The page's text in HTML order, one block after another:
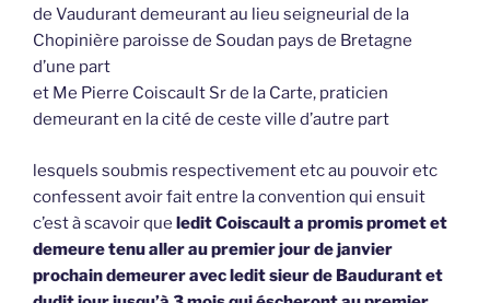
de Vaudurant demeurant au lieu seigneurial de la
Chopinière paroisse de Soudan pays de Bretagne
d’une part
et Me Pierre Coiscault Sr de la Carte, praticien
demeurant en la cité de ceste ville d’autre part
lesquels soubmis respectivement etc au pouvoir etc
confessent avoir fait entre la convention qui ensuit
c’est à scavoir que ledit Coiscault a promis promet et
demeure tenu aller au premier jour de janvier
prochain demeurer avec ledit sieur de Baudurant et